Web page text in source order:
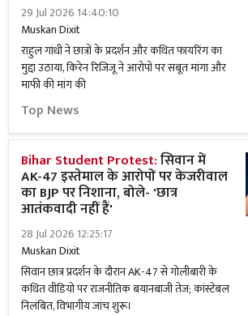
29 Jul 2026 14:40:10
Muskan Dixit
राहुल गांधी ने छात्रों के प्रदर्शन और कथित फायरिंग का
मुद्दा उठाया, किरेन रिजिजू ने आरोपों पर सबूत मांगा और
माफी की मांग की
Top News
Bihar Student Protest:सिवान में
AK-47 इस्तेमाल के आरोपों पर केजरीवाल
का BJP पर निशाना, बोले- 'छात्र
आतंकवादी नहीं हैं'
28 Jul 2026 12:25:17
Muskan Dixit
सिवान छात्र प्रदर्शन के दौरान AK-47 से गोलीबारी के
कथित वीडियो पर राजनीतिक बयानबाजी तेज; कांस्टेबल
निलंबित, विभागीय जांच शुरू।